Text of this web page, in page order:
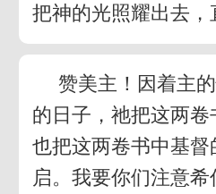
把神的光照耀出去，
赞美主！因着主
的日子，祂把这两
也把这两卷书中基
启。我要你们注意希